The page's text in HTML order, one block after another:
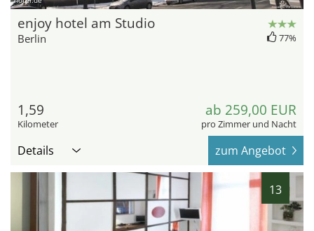
enjoy hotel am Studio
Berlin 77%
1,59
Kilometer
ab 259,00 EUR
pro Zimmer und Nacht
Details zum Angebot
13